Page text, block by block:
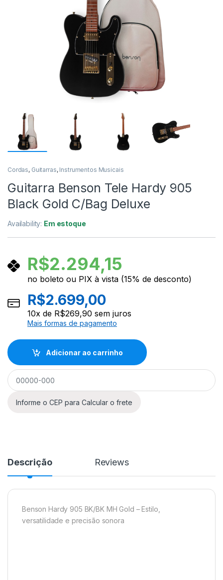
Cordas, Guitarras, Instrumentos Musicais
Guitarra Benson Tele Hardy 905
Black Gold C/Bag Deluxe
Availability: Em estoque
R$2.294,15
no boleto ou PIX à vista (15% de desconto)
R$2.699,00
10x de R$269,90 sem juros
Mais formas de pagamento
Adicionar ao carrinho
Descrição Reviews
Benson Hardy 905 BK/BK MH Gold – Estilo,
versatilidade e precisão sonora